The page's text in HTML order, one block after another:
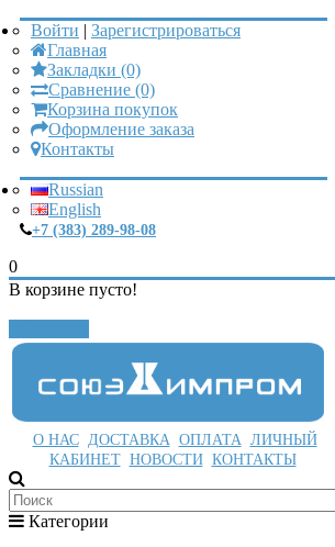
Войти | Зарегистрироваться
Главная
Закладки (0)
Сравнение (0)
Корзина покупок
Оформление заказа
Контакты
Russian
English
+7 (383) 289-98-08
0
В корзине пусто!
О НАС ДОСТАВКА ОПЛАТА ЛИЧНЫЙ
КАБИНЕТ НОВОСТИ КОНТАКТЫ
Категории